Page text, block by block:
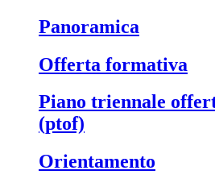
panoramica
offerta formativa
piano triennale offerta formativa
(ptof)
orientamento